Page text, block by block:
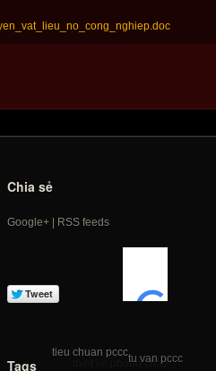
Chia sẻ
Google+| RSS feeds
Tags
tieu chuan pccc
tu van pccc
thiet ke phong chay